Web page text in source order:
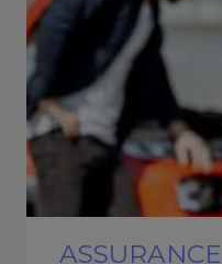
ASSURANCE